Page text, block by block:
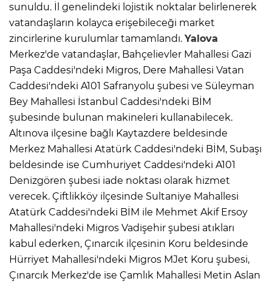
sunuldu. İl genelindeki lojistik noktalar belirlenerek
vatandaşların kolayca erişebileceği market
zincirlerine kurulumlar tamamlandı. Yalova
Merkez'de vatandaşlar, Bahçelievler Mahallesi Gazi
Paşa Caddesi'ndeki Migros, Dere Mahallesi Vatan
Caddesi'ndeki A101 Safranyolu şubesi ve Süleyman
Bey Mahallesi İstanbul Caddesi'ndeki BİM
şubesinde bulunan makineleri kullanabilecek.
Altınova ilçesine bağlı Kaytazdere beldesinde
Merkez Mahallesi Atatürk Caddesi'ndeki BİM, Subaşı
beldesinde ise Cumhuriyet Caddesi'ndeki A101
Denizgören şubesi iade noktası olarak hizmet
verecek. Çiftlikköy ilçesinde Sultaniye Mahallesi
Atatürk Caddesi'ndeki BİM ile Mehmet Akif Ersoy
Mahallesi'ndeki Migros Vadişehir şubesi atıkları
kabul ederken, Çınarcık ilçesinin Koru beldesinde
Hürriyet Mahallesi'ndeki Migros MJet Koru şubesi,
Çınarcık Merkez'de ise Çamlık Mahallesi Metin Aslan